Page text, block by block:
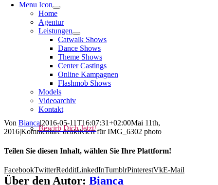
Menu Icon
Home
Agentur
Leistungen
Catwalk Shows
Dance Shows
Theme Shows
Center Castings
Online Kampagnen
Flashmob Shows
Models
Videoarchiv
Kontakt
Bewirb Dich Jetzt!
Von Bianca|2016-05-11T16:07:31+02:00Mai 11th,
2016|Kommentare deaktiviertfür IMG_6302 photo
Teilen Sie diesen Inhalt, wählen Sie Ihre Plattform!
FacebookTwitterRedditLinkedInTumblrPinterestVkE-Mail
Über den Autor: Bianca